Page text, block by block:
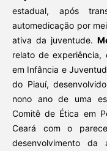
estadual, após
automedicação por
ativa da juventude.
relato de
em Infância e
do Piauí,
nono ano de uma
Comitê de Ética em
Ceará com o
desenvolvimento